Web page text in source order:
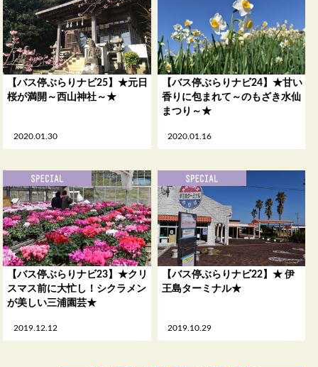
2020.01.30
【バス停ぶらりナビ25】★元日
桜が満開～西山神社～★
2020.01.16
【バス停ぶらりナビ24】★甘い
香りに包まれて～のもざき水仙
まつり～★
2019.12.12
【バス停ぶらりナビ23】★クリ
スマス前に大忙し！シクラメン
が美しい三浦園芸★
2019.10.29
【バス停ぶらりナビ22】★ 伊
王島ターミナル★